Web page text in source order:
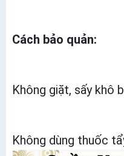
Cách bảo quản:
Không giặt, sấy khô
Không dùng thuốc